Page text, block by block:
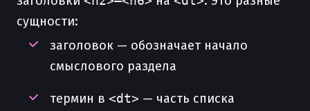
сущности:
заголовок — обозначает начало
смыслового раздела
термин в <dt> — часть списка